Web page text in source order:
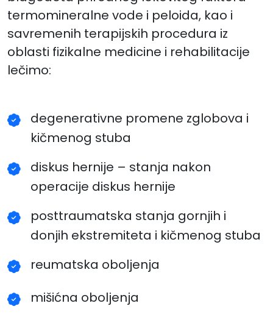
termomineralne vode i peloida, kao i
savremenih terapijskih procedura iz
oblasti fizikalne medicine i rehabilitacije
lečimo:
degenerativne promene zglobova i
kičmenog stuba
diskus hernije – stanja nakon
operacije diskus hernije
posttraumatska stanja gornjih i
donjih ekstremiteta i kičmenog stuba
reumatska oboljenja
mišićna oboljenja